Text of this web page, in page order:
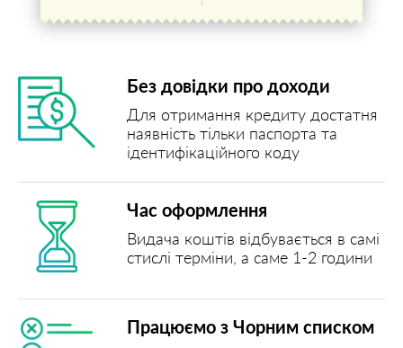
Без довідки про доходи
Для отримання кредиту достатня
наявність тільки паспорта та
ідентифікаційного коду
Час оформлення
Видача коштів відбувається в самі
стислі терміни, а саме 1-2 години
Працюємо з Чорним списком